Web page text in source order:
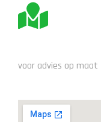
voor advies op maat